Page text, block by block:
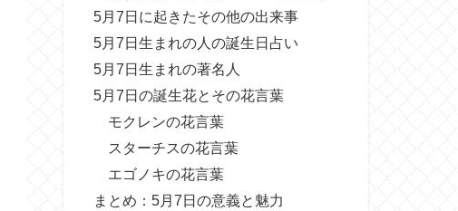
5月7日に起きたその他の出来事
5月7日生まれの人の誕生日占い
5月7日生まれの著名人
5月7日の誕生花とその花言葉
モクレンの花言葉
スターチスの花言葉
エゴノキの花言葉
まとめ：5月7日の意義と魅力